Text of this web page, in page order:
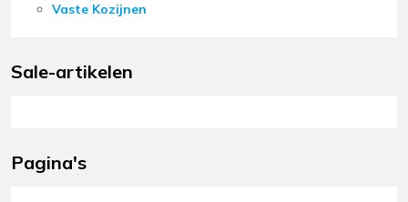
Vaste Kozijnen
Sale-artikelen
Pagina's